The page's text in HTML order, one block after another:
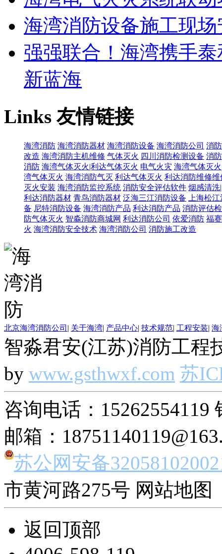
海湾消防设备施工现
强强联合！海湾携手
新蓝海
Links友情链接
海湾消防 海湾消防器材 海湾消防设备 海湾消防公司 消
改造 海湾消防主机维修 气体灭火 四川消防检测设备 消
消防 海湾气体灭火|利达气体灭火 电气火灾 海湾气体灭
湾气体灭火 海湾消防气灭 利达气体灭火 利达消防维修维
灭火安装 海湾消防监控系统 消防安全评估软件 烟感清洗
利达消防器材 青鸟消防器材 泛海三江消防设备
上海松
备 尼特消防设备 海湾消防产品 利达消防产品 消防评估
防气体灭火 智淼消防商城网 利达消防公司 依爱消防 福
火 海湾消防安全技术 海湾消防公司 消防施工改造
北京海湾消防公司 | 关于海湾| 产品中心| 技术规范| 工程安装| 海
智淼君安(江苏)消防工程
by www.gsthwxf.com 苏
咨询电话：15262554119
邮箱：
苏公网安备
市黄河路275号 网站地图
返回顶部